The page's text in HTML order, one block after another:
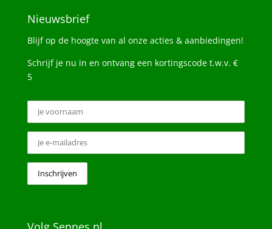
Nieuwsbrief
Blijf op de hoogte van al onze acties & aanbiedingen!
Schrijf je nu in en ontvang een kortingscode t.w.v. €
5